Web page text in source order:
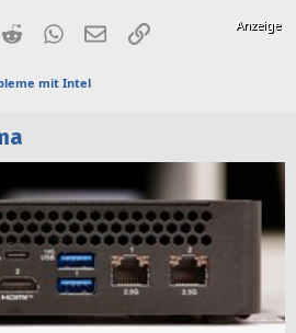
RedditWhatsApp
E-MailLink
mit Intel